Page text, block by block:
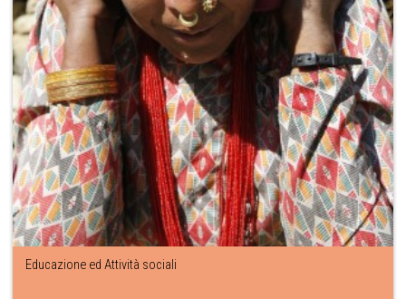
Educazione ed Attività sociali